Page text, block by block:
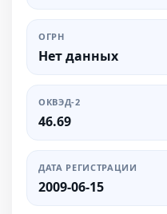
ОГРН
Нет данных
ОКВЭД-2
46.69
ДАТА РЕГИСТРАЦИИ
2009-06-15